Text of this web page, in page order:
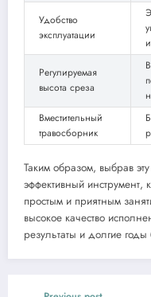
Удобство
эксплуатации
Регулируемая
высота среза
Вместительный
травосборник
Таким образом, выбрав
эффективный инструмент,
простым и приятным
высокое качество
результаты и долгие